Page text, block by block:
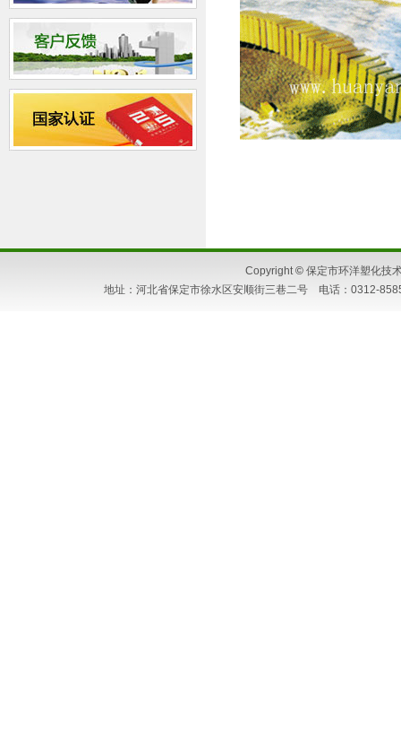
Copyright©保定市环洋塑化技
地址：河北省保定市徐水区安顺街三巷二号 电话：0312-